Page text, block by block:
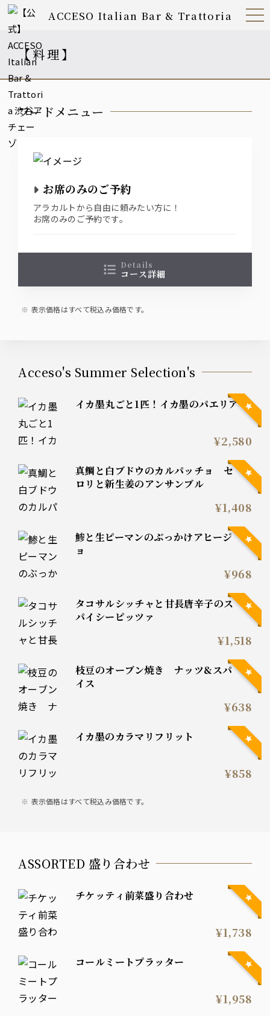
ACCESO Italian Bar & Trattoria Open
Navig
【料理】
フードメニュー
お席のみのご予約
アラカルトから自由に頼みたい方に！
お席のみのご予約です。
details
コース詳細
表示価格はすべて税込み価格です。
Acceso's Summer Selection's
イカ墨丸ごと1匹！イカ墨のパエリア
¥2,580
真鯛と白ブドウのカルパッチョ セ
ロリと新生姜のアンサンブル
¥1,408
鯵と生ピーマンのぶっかけアヒージ
ョ
¥968
タコサルシッチャと甘長唐辛子のス
パイシーピッツァ
¥1,518
枝豆のオーブン焼き ナッツ&スパ
イス
¥638
イカ墨のカラマリフリット
¥858
表示価格はすべて税込み価格です。
ASSORTED 盛り合わせ
チケッティ前菜盛り合わせ
¥1,738
コールミートプラッター
¥1,958